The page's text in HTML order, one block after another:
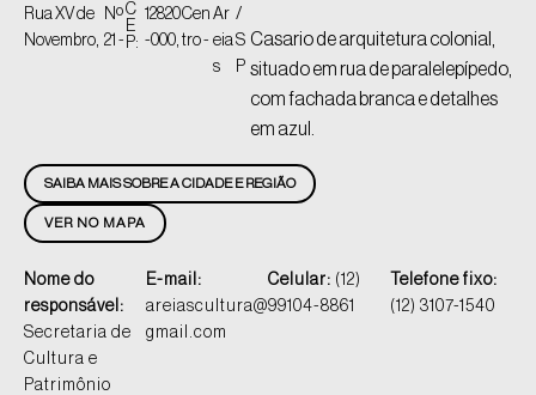
Rua XV de
Novembro,
Nº
21 -
C
E
P:
12820
-000,
Cen
tro -
Ar
eia
s
/
S
P
Casario de arquitetura colonial,
situado em rua de paralelepípedo,
com fachada branca e detalhes
em azul.
VER NO MAPA
SAIBA MAIS SOBRE A CIDADE E REGIÃO
Nome do
responsável:
Secretaria de
Cultura e
Patrimônio
E-mail:
areiascultura@
gmail.com
Celular: (12)
99104-8861
Telefone fixo:
(12) 3107-1540